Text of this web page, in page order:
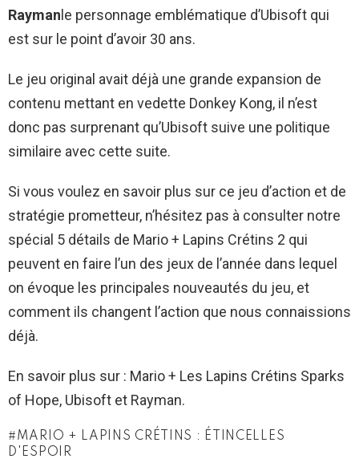
Rayman le personnage emblématique d’Ubisoft qui
est sur le point d’avoir 30 ans.
Le jeu original avait déjà une grande expansion de
contenu mettant en vedette Donkey Kong, il n’est
donc pas surprenant qu’Ubisoft suive une politique
similaire avec cette suite.
Si vous voulez en savoir plus sur ce jeu d’action et de
stratégie prometteur, n’hésitez pas à consulter notre
spécial 5 détails de Mario + Lapins Crétins 2 qui
peuvent en faire l’un des jeux de l’année dans lequel
on évoque les principales nouveautés du jeu, et
comment ils changent l’action que nous connaissions
déjà.
En savoir plus sur : Mario + Les Lapins Crétins Sparks
of Hope, Ubisoft et Rayman.
MARIO + LAPINS CRÉTINS : ÉTINCELLES
D'ESPOIR